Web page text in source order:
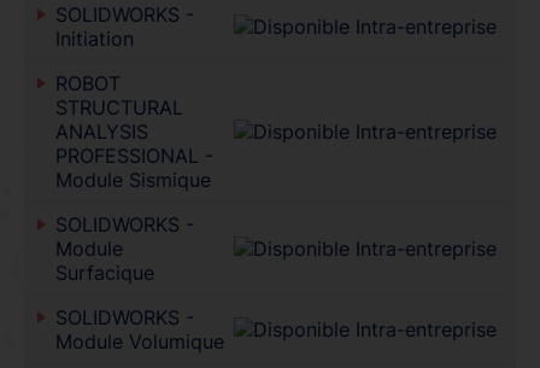
SOLIDWORKS -
Initiation
ROBOT
STRUCTURAL
ANALYSIS
PROFESSIONAL -
Module Sismique
SOLIDWORKS -
Module
Surfacique
SOLIDWORKS -
Module Volumique